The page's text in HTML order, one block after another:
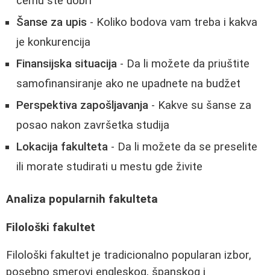
Šanse za upis - Koliko bodova vam treba i kakva
je konkurencija
Finansijska situacija - Da li možete da priuštite
samofinansiranje ako ne upadnete na budžet
Perspektiva zapošljavanja - Kakve su šanse za
posao nakon završetka studija
Lokacija fakulteta - Da li možete da se preselite
ili morate studirati u mestu gde živite
Analiza popularnih fakulteta
Filološki fakultet
Filološki fakultet je tradicionalno popularan izbor,
posebno smerovi engleskog, španskog i